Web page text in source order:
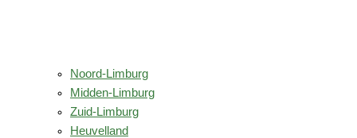
Noord-Limburg
Midden-Limburg
Zuid-Limburg
Heuvelland